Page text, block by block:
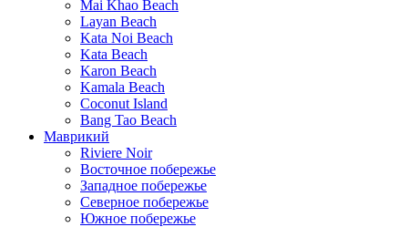
Mai Khao Beach
Layan Beach
Kata Noi Beach
Kata Beach
Karon Beach
Kamala Beach
Coconut Island
Bang Tao Beach
Маврикий
Riviere Noir
Восточное побережье
Западное побережье
Северное побережье
Южное побережье